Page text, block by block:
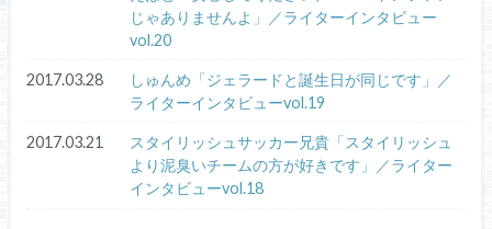
じゃありませんよ」／ライターインタビュー
vol.20
2017.03.28
しゅんめ「ジェラードと誕生日が同じです」／
ライターインタビューvol.19
2017.03.21
スタイリッシュサッカー兄貴「スタイリッシュ
より泥臭いチームの方が好きです」／ライター
インタビューvol.18